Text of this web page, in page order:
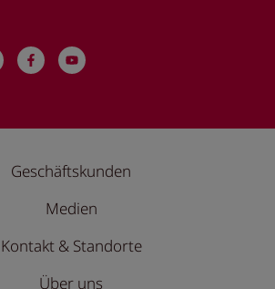
Geschäftskunden
Medien
Kontakt & Standorte
Über uns